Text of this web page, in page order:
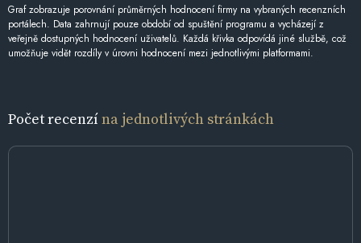
Graf zobrazuje porovnání průměrných hodnocení firmy na vybraných recenzních
portálech. Data zahrnují pouze období od spuštění programu a vycházejí z
veřejně dostupných hodnocení uživatelů. Každá křivka odpovídá jiné službě, což
umožňuje vidět rozdíly v úrovni hodnocení mezi jednotlivými platformami.
Počet recenzína jednotlivých stránkách